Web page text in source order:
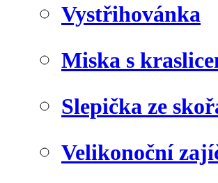
Vystřihovánka
Miska s
Slepička ze
Velikonoční